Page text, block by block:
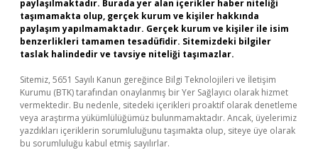
paylaşılmaktadır. Burada yer alan içerikler haber niteliği
taşımamakta olup, gerçek kurum ve kişiler hakkında
paylaşım yapılmamaktadır. Gerçek kurum ve kişiler ile isim
benzerlikleri tamamen tesadüfidir. Sitemizdeki bilgiler
taslak halindedir ve tavsiye niteliği taşımazlar.
Sitemiz, 5651 Sayılı Kanun gereğince Bilgi Teknolojileri ve İletişim
Kurumu (BTK) tarafından onaylanmış bir Yer Sağlayıcı olarak hizmet
vermektedir. Bu nedenle, sitedeki içerikleri proaktif olarak denetleme
veya araştırma yükümlülüğümüz bulunmamaktadır. Ancak, üyelerimiz
yazdıkları içeriklerin sorumluluğunu taşımakta olup, siteye üye olarak
bu sorumluluğu kabul etmiş sayılırlar.